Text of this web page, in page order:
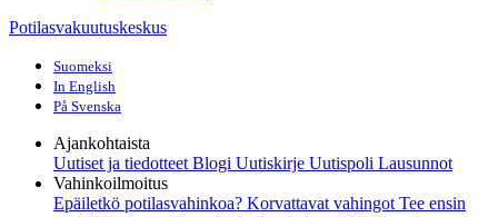
Potilasvakuutuskeskus
Suomeksi
In English
På Svenska
Ajankohtaista
Uutiset ja tiedotteet Blogi Uutiskirje Uutispoli Lausunnot
Vahinkoilmoitus
Epäiletkö potilasvahinkoa? Korvattavat vahingot Tee ensin